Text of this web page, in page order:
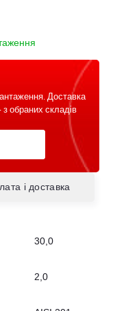
Доставка
з обраних складів
і доставка
30,0
2,0